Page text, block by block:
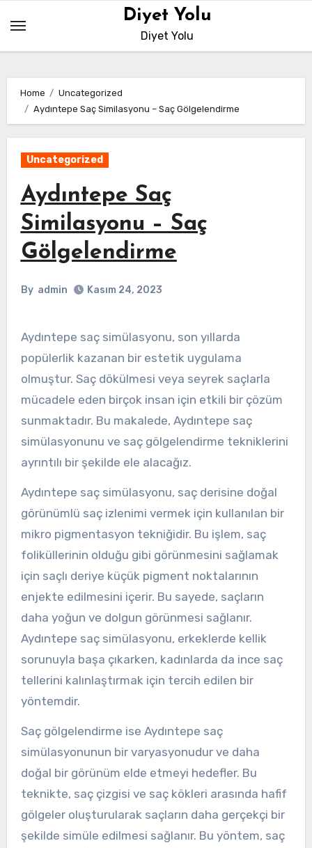
content
Diyet Yolu
Diyet Yolu
Home
Uncategorized
Aydıntepe Saç Similasyonu – Saç Gölgelendirme
Uncategorized
Aydıntepe Saç
Similasyonu – Saç
Gölgelendirme
By admin Kasım 24, 2023
Aydıntepe saç simülasyonu, son yıllarda
popülerlik kazanan bir estetik uygulama
olmuştur. Saç dökülmesi veya seyrek saçlarla
mücadele eden birçok insan için etkili bir çözüm
sunmaktadır. Bu makalede, Aydıntepe saç
simülasyonunu ve saç gölgelendirme tekniklerini
ayrıntılı bir şekilde ele alacağız.
Aydıntepe saç simülasyonu, saç derisine doğal
görünümlü saç izlenimi vermek için kullanılan bir
mikro pigmentasyon tekniğidir. Bu işlem, saç
foliküllerinin olduğu gibi görünmesini sağlamak
için saçlı deriye küçük pigment noktalarının
enjekte edilmesini içerir. Bu sayede, saçların
daha yoğun ve dolgun görünmesi sağlanır.
Aydıntepe saç simülasyonu, erkeklerde kellik
sorunuyla başa çıkarken, kadınlarda da ince saç
tellerini kalınlaştırmak için tercih edilen bir
yöntemdir.
Saç gölgelendirme ise Aydıntepe saç
simülasyonunun bir varyasyonudur ve daha
doğal bir görünüm elde etmeyi hedefler. Bu
teknikte, saç çizgisi ve saç kökleri arasında hafif
gölgeler oluşturularak saçların daha gerçekçi bir
şekilde simüle edilmesi sağlanır. Bu yöntem, saç